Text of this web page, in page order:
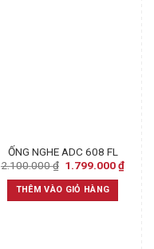
ỐNG NGHE ADC 608 FL
2.100.000₫ Original
was:
2.100.000 ₫.
1.799.000₫
THÊM VÀO GIỎ HÀNG